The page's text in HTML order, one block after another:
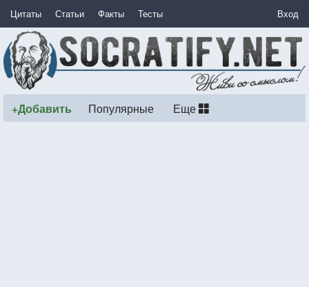
Цитаты Статьи Факты Тесты Вход
+Добавить Популярные Еще